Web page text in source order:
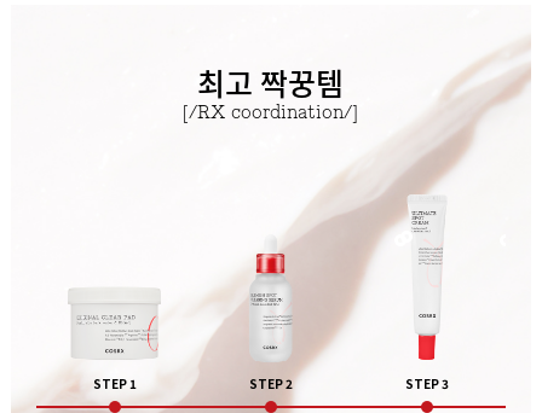
최고 짝꿍템
[/RX coordination/]
STEP 1 STEP 2 STEP 3